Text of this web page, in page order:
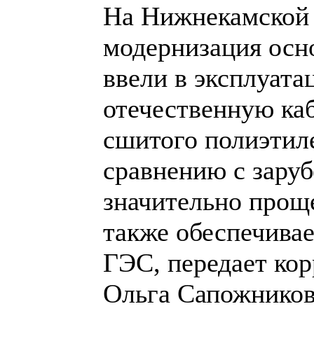
На Нижнекамской
модернизация
ввели в
отечественную
сшитого
сравнению с
значительно
также
ГЭС, передает
Ольга